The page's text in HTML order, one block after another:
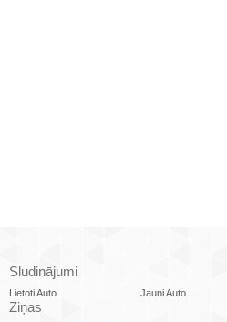
Sludinājumi
Lietoti Auto Jauni Auto
Ziņas